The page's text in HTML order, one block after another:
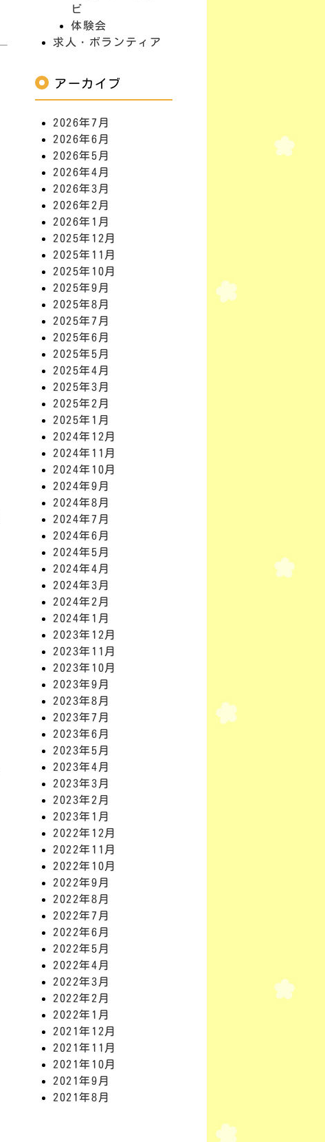
ビ
体験会
求人・ボランティア
アーカイブ
2026年7月
2026年6月
2026年5月
2026年4月
2026年3月
2026年2月
2026年1月
2025年12月
2025年11月
2025年10月
2025年9月
2025年8月
2025年7月
2025年6月
2025年5月
2025年4月
2025年3月
2025年2月
2025年1月
2024年12月
2024年11月
2024年10月
2024年9月
2024年8月
2024年7月
2024年6月
2024年5月
2024年4月
2024年3月
2024年2月
2024年1月
2023年12月
2023年11月
2023年10月
2023年9月
2023年8月
2023年7月
2023年6月
2023年5月
2023年4月
2023年3月
2023年2月
2023年1月
2022年12月
2022年11月
2022年10月
2022年9月
2022年8月
2022年7月
2022年6月
2022年5月
2022年4月
2022年3月
2022年2月
2022年1月
2021年12月
2021年11月
2021年10月
2021年9月
2021年8月